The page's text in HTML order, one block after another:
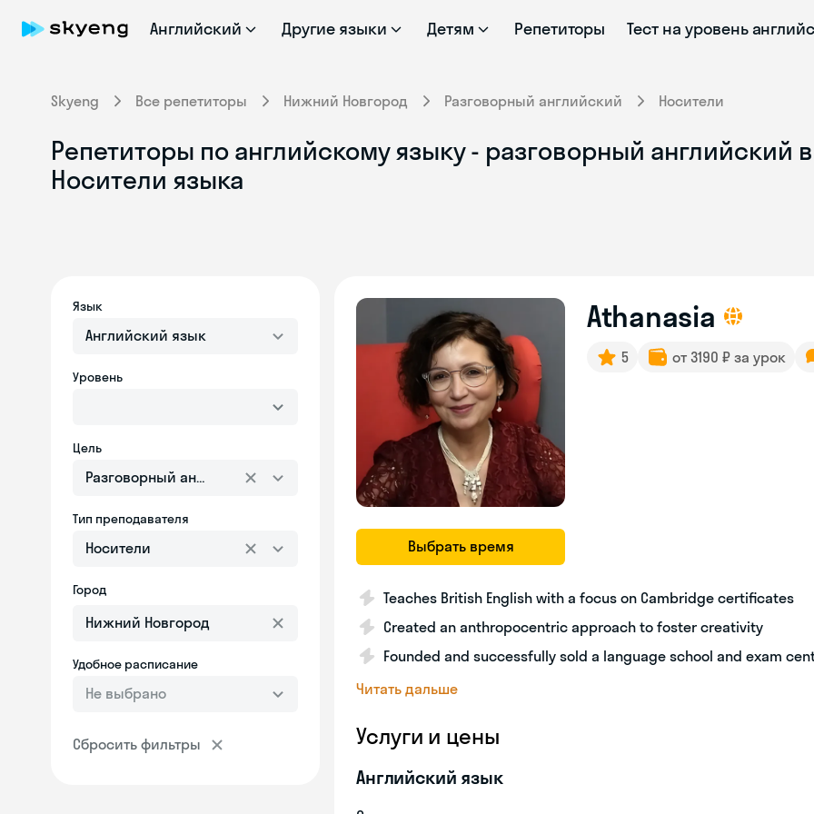
Английский Другие языки Детям Репетиторы Тест на уровень
Skyeng Все репетиторы Нижний Новгород Разговорный английский Носители
Репетиторы по английскому языку - разговорный
Носители языка
Язык
Английский язык
Уровень
Цель
Разговорный английский
Тип преподавателя
Носители
Город
Удобное расписание
Не выбрано
Сбросить фильтры
Выбрать время
Athanasia
5 от 3190 ₽ за урок
Teaches British English with a focus on Cambridge certificates
Created an anthropocentric approach to foster creativity
Founded and successfully sold a language school and exam
Читать дальше
Услуги и цены
Английский язык